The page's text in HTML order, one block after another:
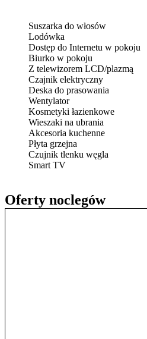
Oferty noclegów
Suszarka do włosów
Lodówka
Dostęp do Internetu w pokoju
Biurko w pokoju
Z telewizorem LCD/plazmą
Czajnik elektryczny
Deska do prasowania
Wentylator
Kosmetyki łazienkowe
Wieszaki na ubrania
Akcesoria kuchenne
Płyta grzejna
Czujnik tlenku węgla
Smart TV